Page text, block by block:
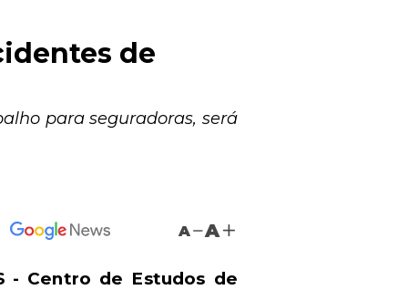
de
para seguradoras, será
A A
- Centro de Estudos de